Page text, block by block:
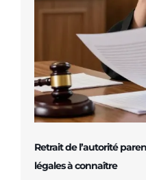
Retrait de l’autorité
légales à connaître